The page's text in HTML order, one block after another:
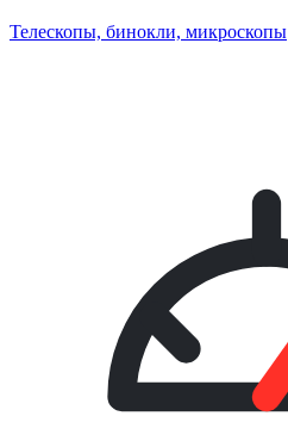
Телескопы, бинокли, микроскопы